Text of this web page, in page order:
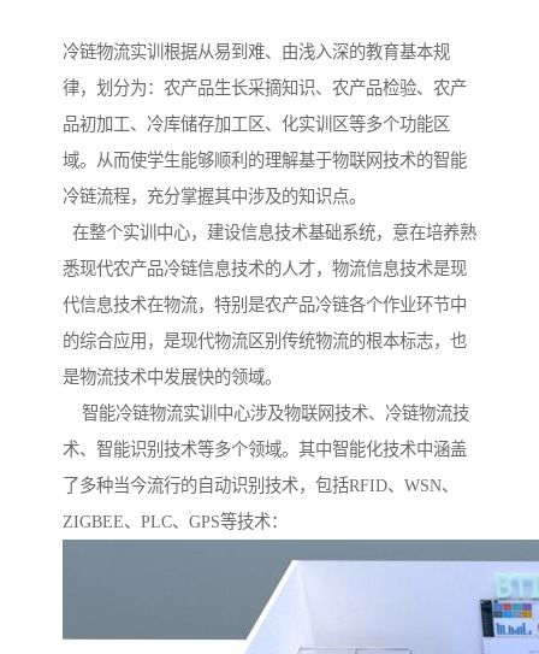
冷链物流实训根据从易到难、由浅入深的教育基本规
律，划分为：农产品生长采摘知识、农产品检验、农产
品初加工、冷库储存加工区、化实训区等多个功能区
域。从而使学生能够顺利的理解基于物联网技术的智能
冷链流程，充分掌握其中涉及的知识点。
在整个实训中心，建设信息技术基础系统，意在培养熟
悉现代农产品冷链信息技术的人才，物流信息技术是现
代信息技术在物流，特别是农产品冷链各个作业环节中
的综合应用，是现代物流区别传统物流的根本标志，也
是物流技术中发展快的领域。
智能冷链物流实训中心涉及物联网技术、冷链物流技
术、智能识别技术等多个领域。其中智能化技术中涵盖
了多种当今流行的自动识别技术，包括RFID、WSN、
ZIGBEE、PLC、GPS等技术：